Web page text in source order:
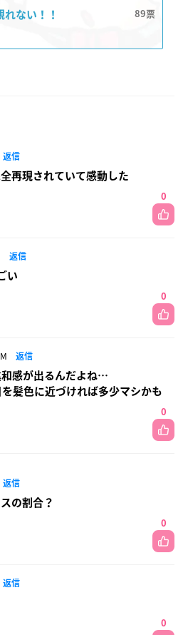
ない！！ 89
返信
再現されていて感動した
0
返信
い
0
返信
和感が出るんだよね…
髪色に近づければ多少マシかも
0
返信
の割合？
0
返信
0